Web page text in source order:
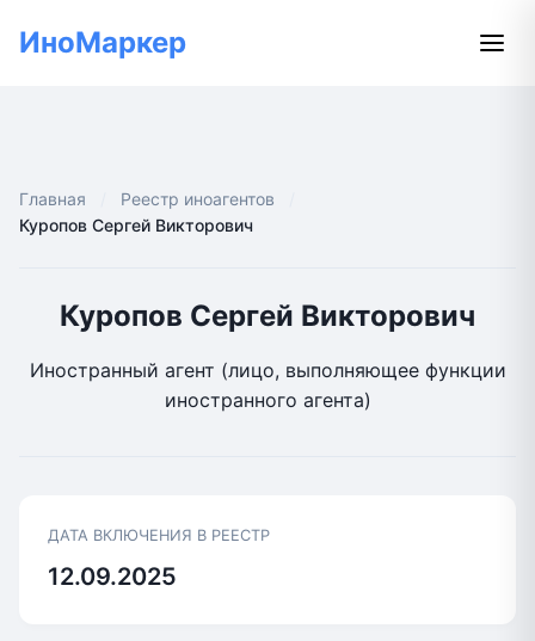
ИноМаркер
Главная
Реестр иноагентов
Куропов Сергей Викторович
Куропов Сергей Викторович
Иностранный агент (лицо, выполняющее функции
иностранного агента)
ДАТА ВКЛЮЧЕНИЯ В РЕЕСТР
12.09.2025